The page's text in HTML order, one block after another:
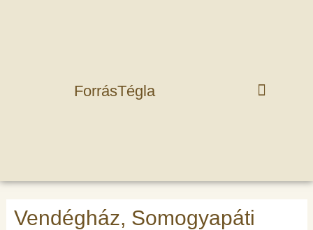
ForrásTégla
Vendégház, Somogyapáti